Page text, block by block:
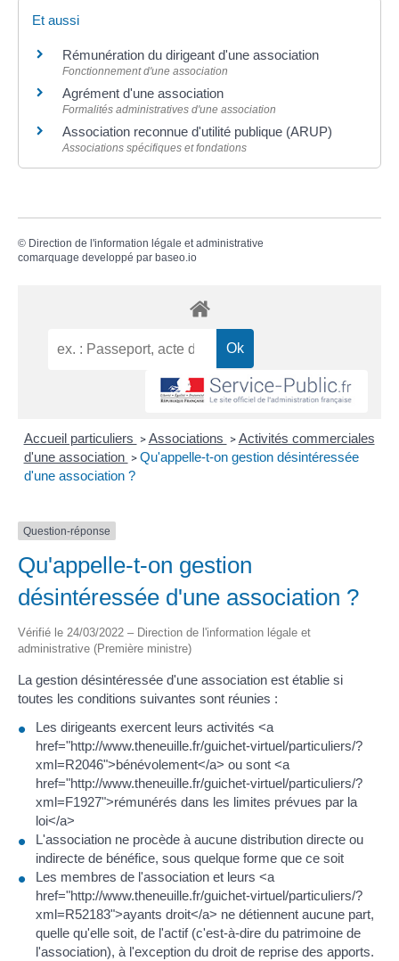
Et aussi
Rémunération du dirigeant d'une association
Fonctionnement d'une association
Agrément d'une association
Formalités administratives d'une association
Association reconnue d'utilité publique (ARUP)
Associations spécifiques et fondations
© Direction de l'information légale et administrative
comarquage developpé par baseo.io
Accueil particuliers > Associations > Activités commerciales
d'une association > Qu'appelle-t-on gestion désintéressée
d'une association ?
Question-réponse
Qu'appelle-t-on gestion
désintéressée d'une association ?
Vérifié le 24/03/2022 – Direction de l'information légale et
administrative (Première ministre)
La gestion désintéressée d'une association est établie si
toutes les conditions suivantes sont réunies :
Les dirigeants exercent leurs activités <a
href="http://www.theneuille.fr/guichet-virtuel/particuliers/?
xml=R2046">bénévolement</a> ou sont <a
href="http://www.theneuille.fr/guichet-virtuel/particuliers/?
xml=F1927">rémunérés dans les limites prévues par la
loi</a>
L'association ne procède à aucune distribution directe ou
indirecte de bénéfice, sous quelque forme que ce soit
Les membres de l'association et leurs <a
href="http://www.theneuille.fr/guichet-virtuel/particuliers/?
xml=R52183">ayants droit</a> ne détiennent aucune part,
quelle qu'elle soit, de l'actif (c'est-à-dire du patrimoine de
l'association), à l'exception du droit de reprise des apports.